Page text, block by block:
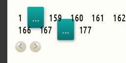
1 ... 159 160 161 162
166
167 ... 177